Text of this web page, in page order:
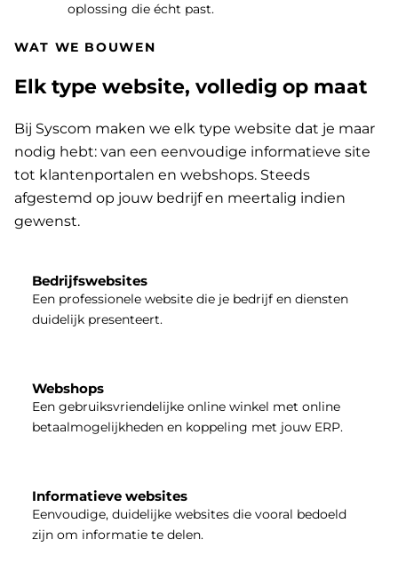
oplossing die écht past.
WAT WE BOUWEN
Elk type website, volledig op maat
Bij Syscom maken we elk type website dat je maar
nodig hebt: van een eenvoudige informatieve site
tot klantenportalen en webshops. Steeds
afgestemd op jouw bedrijf en meertalig indien
gewenst.
Bedrijfswebsites
Een professionele website die je bedrijf en diensten
duidelijk presenteert.
Webshops
Een gebruiksvriendelijke online winkel met online
betaalmogelijkheden en koppeling met jouw ERP.
Informatieve websites
Eenvoudige, duidelijke websites die vooral bedoeld
zijn om informatie te delen.